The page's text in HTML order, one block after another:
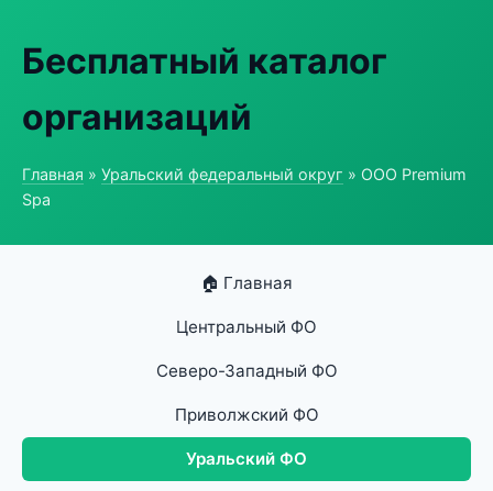
Бесплатный каталог
организаций
Главная » Уральский федеральный округ » ООО Premium
Spa
🏠 Главная
Центральный ФО
Северо-Западный ФО
Приволжский ФО
Уральский ФО